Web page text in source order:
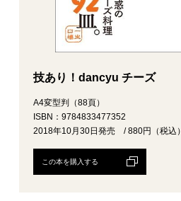
技あり！dancyu チーズ
A4変型判（88頁）
ISBN：9784833477352
2018年10月30日発売 / 880円（税込）
この本を購入する